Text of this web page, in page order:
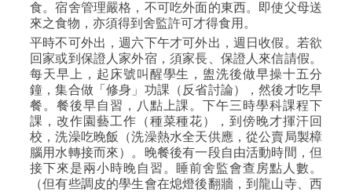
食。宿舍管理嚴格，不可吃外面的東西。即使父母送
來之食物，亦須得到舍監許可才得食用。
平時不可外出，週六下午才可外出，週日收假。若欲
回家或到保證人家外宿，須家長、保證人來信請假。
每天早上，起床號叫醒學生，盥洗後做早操十五分
鐘，集合做「修身」功課（反省討論），然後才吃早
餐。餐後早自習，八點上課。下午三時學科課程下
課，改作園藝工作（種菜種花），到傍晚才揮汗回
校，洗澡吃晚飯（洗澡熱水全天供應，從公賣局製樟
腦用水轉接而來）。晚餐後有一段自由活動時間，但
接下來是兩小時晚自習。睡前舍監會查房點人數。
（但有些調皮的學生會在熄燈後翻牆，到龍山寺、西